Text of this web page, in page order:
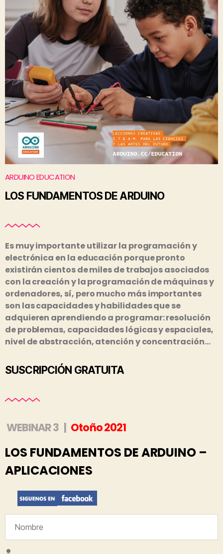
ARDUINO EDUCATION
LOS FUNDAMENTOS DE ARDUINO
Es muy importante utilizar la programación y
electrónica en la educación porque pronto
existirán cientos de miles de trabajos asociados
con la creación y la programación de máquinas y
ordenadores, sí, pero mucho más importantes
son las capacidades y habilidades que se
adquieren aprendiendo a programar: resolución
de problemas, capacidades lógicas y espaciales,
nivel de abstracción, atención y concentración…
SUSCRIPCIÓN GRATUITA
WEBINAR 3 | Otoño 2021
LOS FUNDAMENTOS DE ARDUINO –
APLICACIONES
…..